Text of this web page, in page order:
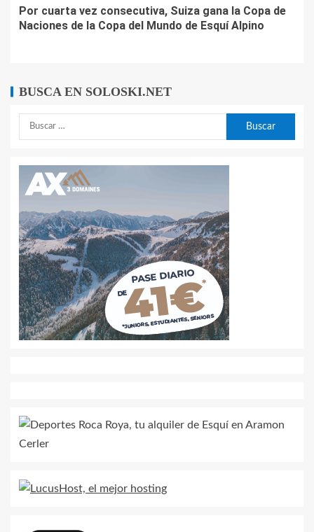
Por cuarta vez consecutiva, Suiza gana la Copa de
Naciones de la Copa del Mundo de Esquí Alpino
BUSCA EN SOLOSKI.NET